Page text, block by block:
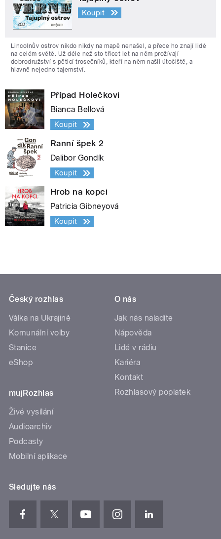
Koupit
Lincolnův ostrov nikdo nikdy na mapě nenašel, a přece ho znají lidé
na celém světě. Už déle než sto třicet let na něm prožívají
dobrodružství s pěticí trosečníků, kteří na něm našli útočiště, a
hlavně nejedno tajemství.
Případ Holečkovi
Bianca Bellová
Koupit
Ranní špek 2
Dalibor Gondík
Koupit
Hrob na kopci
Patricia Gibneyová
Koupit
Český rozhlas
Válka na Ukrajině
Komunální volby
Stanice
eShop
mujRozhlas
Živé vysílání
Audioarchiv
Podcasty
Mobilní aplikace
O nás
Jak nás naladíte
Nápověda
Lidé v rádiu
Kariéra
Kontakt
Rozhlasový poplatek
Sledujte nás